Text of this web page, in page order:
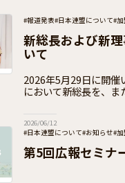
#報道発表#日本連盟について#
新総長および新
いて
2026年5月29日に開催
において新総長を、ま
2026年5月29日付で就
2026/06/12
#日本連盟について#お知らせ#
第5回広報セミナ